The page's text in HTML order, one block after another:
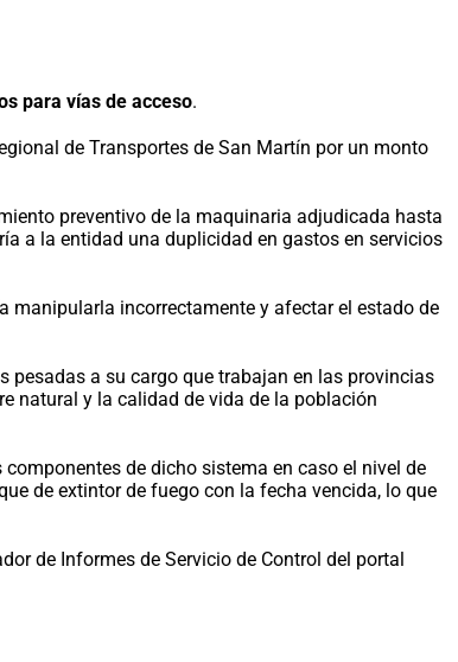
para vías de acceso.
de Transportes de San Martín por un monto
preventivo de la maquinaria adjudicada hasta
a la entidad una duplicidad en gastos en servicios
manipularla incorrectamente y afectar el estado de
a su cargo que trabajan en las provincias
natural y la calidad de vida de la población
de dicho sistema en caso el nivel de
de extintor de fuego con la fecha vencida, lo que
de Informes de Servicio de Control del portal